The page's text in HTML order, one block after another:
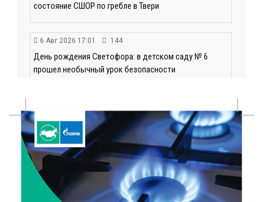
состояние СШОР по гребле в Твери
6 Авг 2026 17:01 144
День рождения Светофора: в детском саду № 6
прошел необычный урок безопасности
В Твери пройдёт дополнительный день приёма в
колледжи
6 Авг 2026 16:37 143
Исследование: ежемесячная смена категорий
кешбэка создает волны спроса